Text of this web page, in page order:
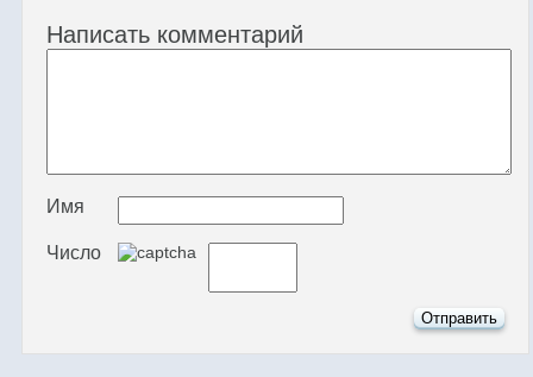
Написать комментарий
Имя
Число